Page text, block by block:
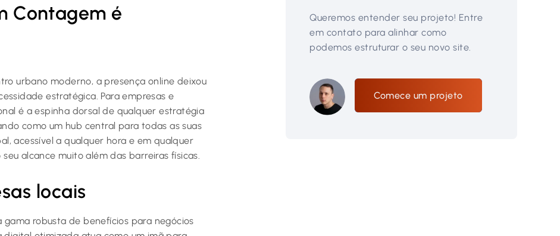
Contagem é
urbano moderno, a presença online deixou
estratégica. Para empresas e
é a espinha dorsal de qualquer estratégia
como um hub central para todas as suas
acessível a qualquer hora e em qualquer
alcance muito além das barreiras físicas.
locais
robusta de benefícios para negócios
Queremos entender seu projeto! Entre
em contato para alinhar como
podemos estruturar o seu novo site.
Comece um projeto